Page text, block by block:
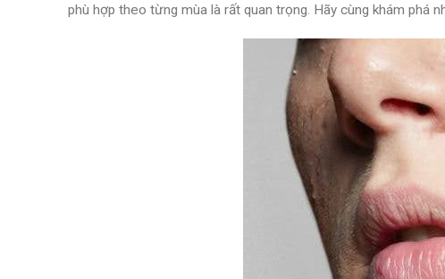
phù hợp theo từng mùa là rất quan trọng. Hãy cùng khám phá